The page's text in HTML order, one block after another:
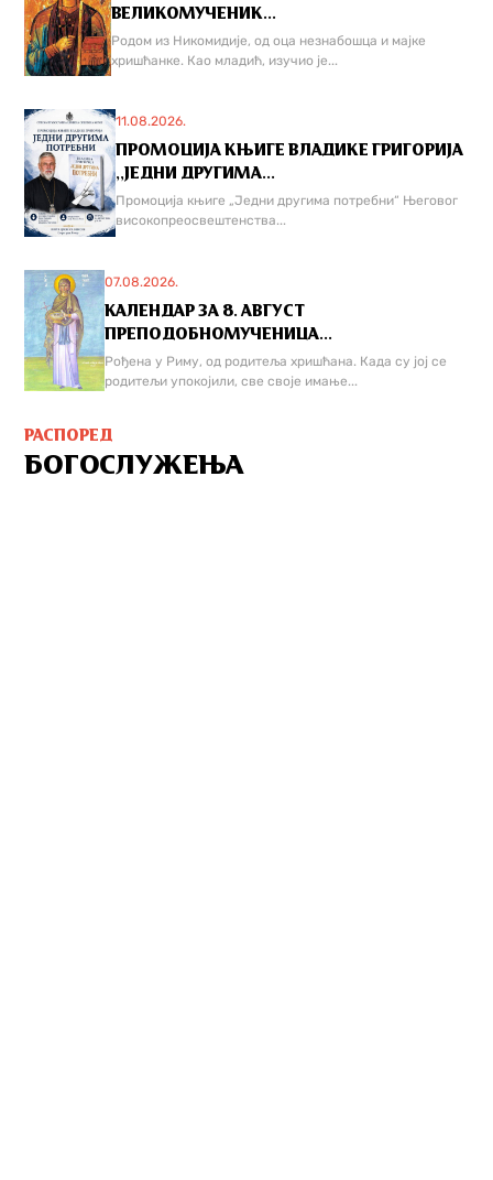
ВЕЛИКОМУЧЕНИК...
Родом из Никомидије, од оца незнабошца и мајке
хришћанке. Као младић, изучио је...
11.08.2026.
ПРОМОЦИЈА КЊИГЕ ВЛАДИКЕ ГРИГОРИЈА
,,ЈЕДНИ ДРУГИМА...
Промоција књиге „Једни другима потребни“ Његовог
високопреосвештенства...
07.08.2026.
КАЛЕНДАР ЗА 8. АВГУСТ
ПРЕПОДОБНОМУЧЕНИЦА...
Рођена у Риму, од родитеља хришћана. Када су јој се
родитељи упокојили, све своје имање...
РАСПОРЕД
БОГОСЛУЖЕЊА